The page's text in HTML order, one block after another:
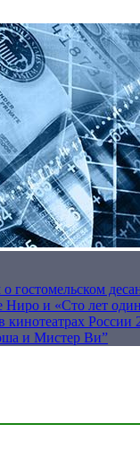
гостомельском
и «Сто лет
России
и Мистер Ви”